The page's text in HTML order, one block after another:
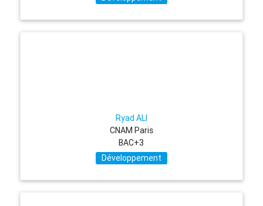
Ryad ALI
CNAM Paris
BAC+3
Développement